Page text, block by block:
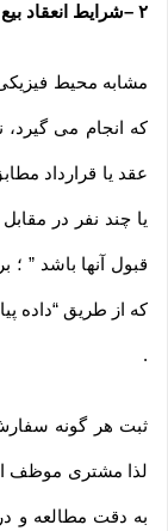
۲ –شرایط انعقاد
مشابه محیط
که انجام می
یا چند نفر در
قبول آنها باشد ” ؛
که از طریق “داده
.
ثبت هر گونه
لذا مشتری موظف
به دقت مطالعه و